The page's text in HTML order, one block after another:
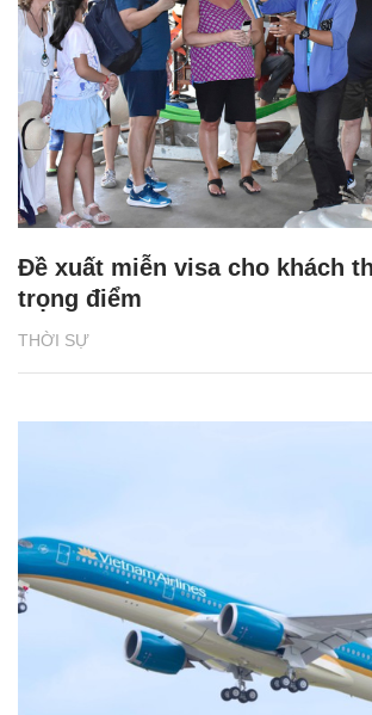
THỜI SỰ
Đề xuất miễn visa cho khách
trọng điểm